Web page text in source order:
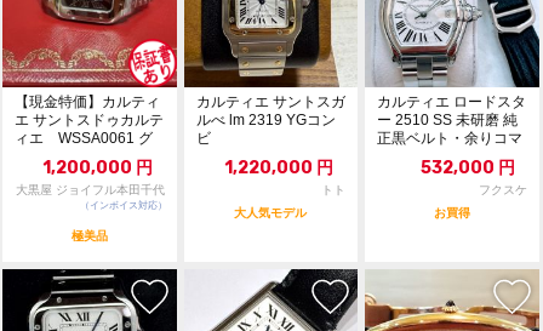
【現金特価】カルティ
エ サントスドゥカルテ
ィエ WSSA0061 グ
リーン文字盤
1,200,000 円
大黒屋 ジョイフル本田千代
田店
（インボイス対応）
極美品
カルティエ サントスガ
ルべ lm 2319 YGコン
ビ
1,220,000 円
トト
大人気モデル
カルティエ ロードスタ
ー 2510 SS 未研磨 純
正黒ベルト・余りコマ
532,000 円
フクスケ
お買得